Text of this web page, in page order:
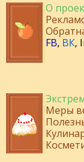
О
FB, ВК,
Меры